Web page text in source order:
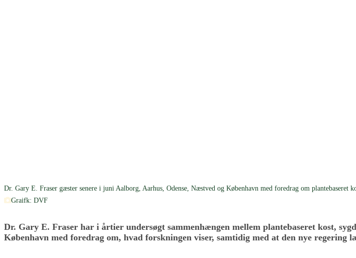
Dr. Gary E. Fraser gæster senere i juni Aalborg, Aarhus, Odense, Næstved og København med foredrag om plantebaseret
Graifk: DVF
Dr. Gary E. Fraser har i årtier undersøgt sammenhængen mellem plantebaseret kost,
København med foredrag om, hvad forskningen viser, samtidig med at den nye